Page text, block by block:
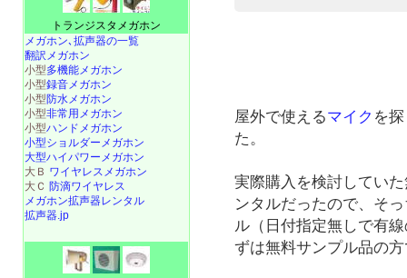
屋外で使えるマイク を
た。
実際購入を検討してい
ンタルだったので、そ
ル（日付指定無しで有
ずは無料サンプル品の
トランジスタメガホン
メガホン､拡声器の一覧
翻訳メガホン
小型多機能メガホン
小型録音メガホン
小型防水メガホン
小型非常用メガホン
小型ハンドメガホン
小型ショルダーメガホン
大型ハイパワーメガホン
大Ｂ ワイヤレスメガホン
大Ｃ 防滴ワイヤレス
メガホン拡声器レンタル
拡声器.jp